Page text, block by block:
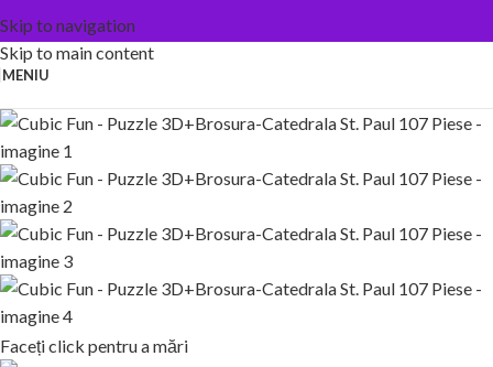
Skip to navigation
Skip to main content
MENIU
Faceți click pentru a mări